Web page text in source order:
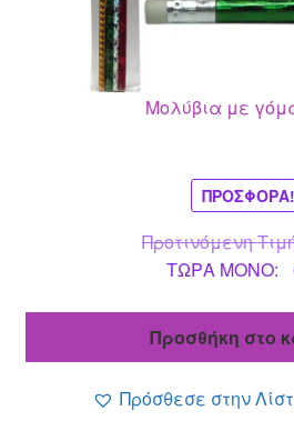
Μολύβια με
ΠΡΟΣΦΟΡΆ!
Προτινόμενη
ΤΩΡΑ MONO:
Προσθήκη στο
Πρόσθεσε στην